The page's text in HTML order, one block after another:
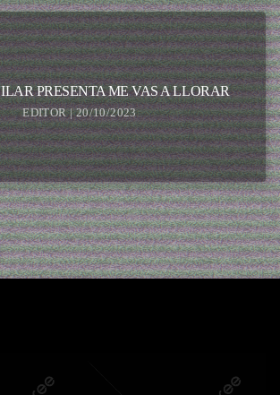
PRESENTA ME VAS A LLORAR
EDITOR | 20/10/2023